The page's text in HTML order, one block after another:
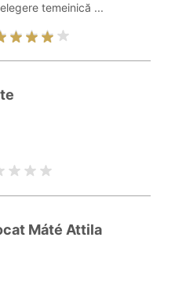
temeinică ...
Máté Attila